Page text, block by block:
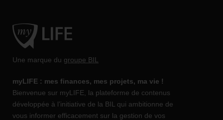
Une marque du groupe BIL
myLIFE : mes finances, mes projets, ma vie !
Bienvenue sur myLIFE, la plateforme de contenus
développée à l’initiative de la BIL qui ambitionne de
vous informer efficacement sur la gestion de vos